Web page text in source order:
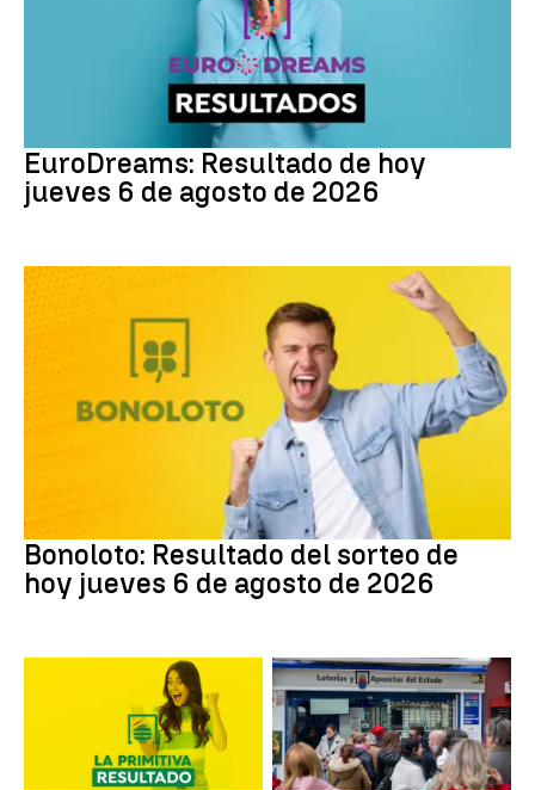
EuroDreams: Resultado de hoy
jueves 6 de agosto de 2026
Bonoloto
Bonoloto: Resultado del sorteo de
hoy jueves 6 de agosto de 2026
Lotería Primitiva de España Loterías